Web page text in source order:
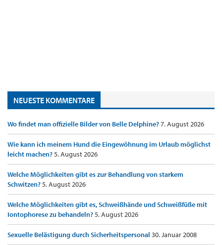
NEUESTE KOMMENTARE
Wo findet man offizielle Bilder von Belle Delphine?7. August 2026
Wie kann ich meinem Hund die Eingewöhnung im Urlaub möglichst
leicht machen?5. August 2026
Welche Möglichkeiten gibt es zur Behandlung von starkem
Schwitzen?5. August 2026
Welche Möglichkeiten gibt es, Schweißhände und Schweißfüße mit
Iontophorese zu behandeln?5. August 2026
Sexuelle Belästigung durch Sicherheitspersonal 30. Januar 2008